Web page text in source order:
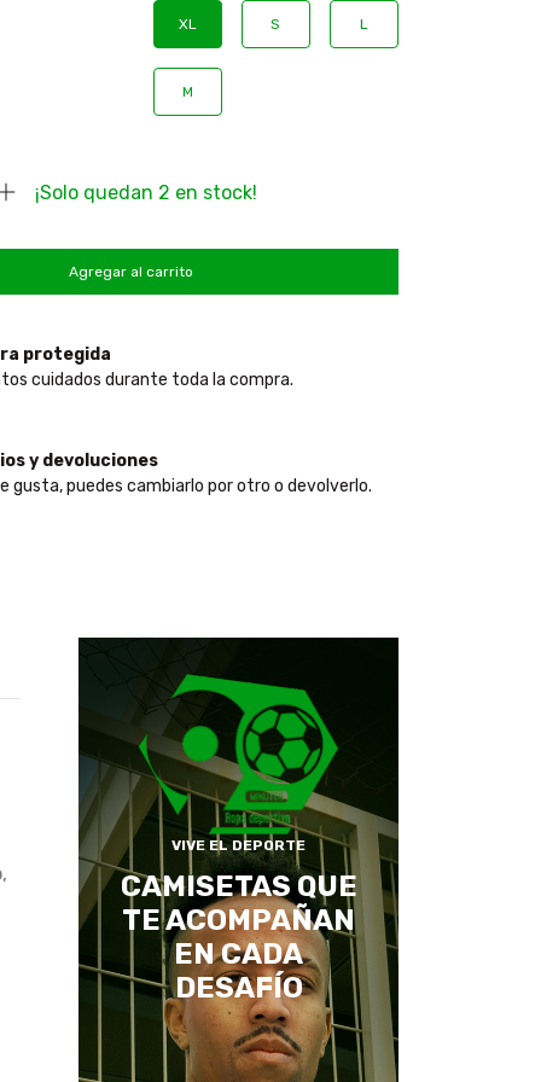
XL S L
M
¡Solo quedan 2 en stock!
protegida
cuidados durante toda la compra.
y devoluciones
gusta, puedes cambiarlo por otro o devolverlo.
VIVE EL DEPORTE
CAMISETAS QUE
TE ACOMPAÑAN
EN CADA
DESAFÍO